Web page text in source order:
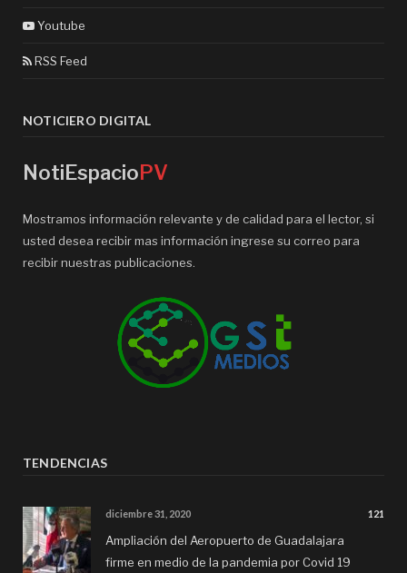
Youtube
RSS Feed
NOTICIERO DIGITAL
NotiEspacio PV
Mostramos información relevante y de calidad para el lector, si
usted desea recibir mas información ingrese su correo para
recibir nuestras publicaciones.
TENDENCIAS
diciembre 31, 2020 121
Ampliación del Aeropuerto de Guadalajara
firme en medio de la pandemia por Covid 19